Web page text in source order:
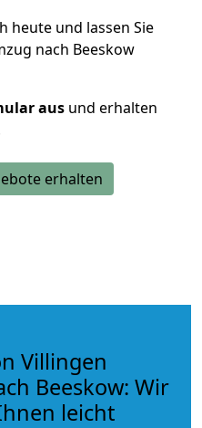
heute und lassen Sie
nach Beeskow
aus und erhalten
erhalten
Villingen
Beeskow: Wir
leicht